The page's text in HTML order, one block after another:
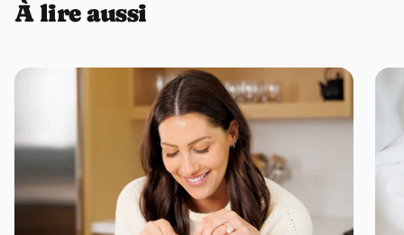
du soleil ». C’est cette forme que recommandent la plupart des
autorités de santé. Pour les plus techniques : il s’agit de
vegan.
Quelle quantité de vitamine D3 et K2 dans chaque sachet ?
Chaque dose contient 3000 UI de vitamine D3 et 100 µg de
vitamine K2, pour une efficacité renforcée et un soutien optimal des
os.
Le produit est-il sans gluten, lactose, soja, alcool et sucre ?
Oui, Vitamin D Zooki est exempt de gluten, soja, produits laitiers,
alcool et sucre.
La vitamine D provient-elle de la laine de mouton comme la
À lire aussi